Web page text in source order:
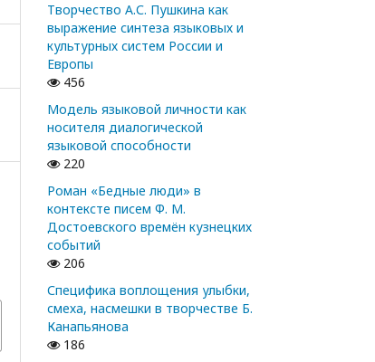
Творчество А.С. Пушкина как
выражение синтеза языковых и
культурных систем России и
Европы
456
Модель языковой личности как
носителя диалогической
языковой способности
220
Роман «Бедные люди» в
контексте писем Ф. М.
Достоевского времён кузнецких
событий
206
Специфика воплощения улыбки,
смеха, насмешки в творчестве Б.
Канапьянова
186